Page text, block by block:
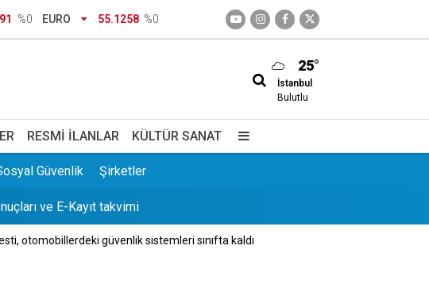
%0 EURO 55.1258 %0
25°
İstanbul
Bulutlu
RESMI İLANLAR KÜLTÜR SANAT
Güvenlik Şirketler
neler, hangi bölümleri kapsıyor?
ve E-Kayıt takvimi
otomobillerdeki güvenlik sistemleri sınıfta kaldı